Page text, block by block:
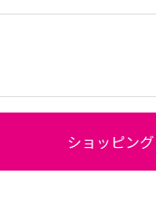
ショッピング